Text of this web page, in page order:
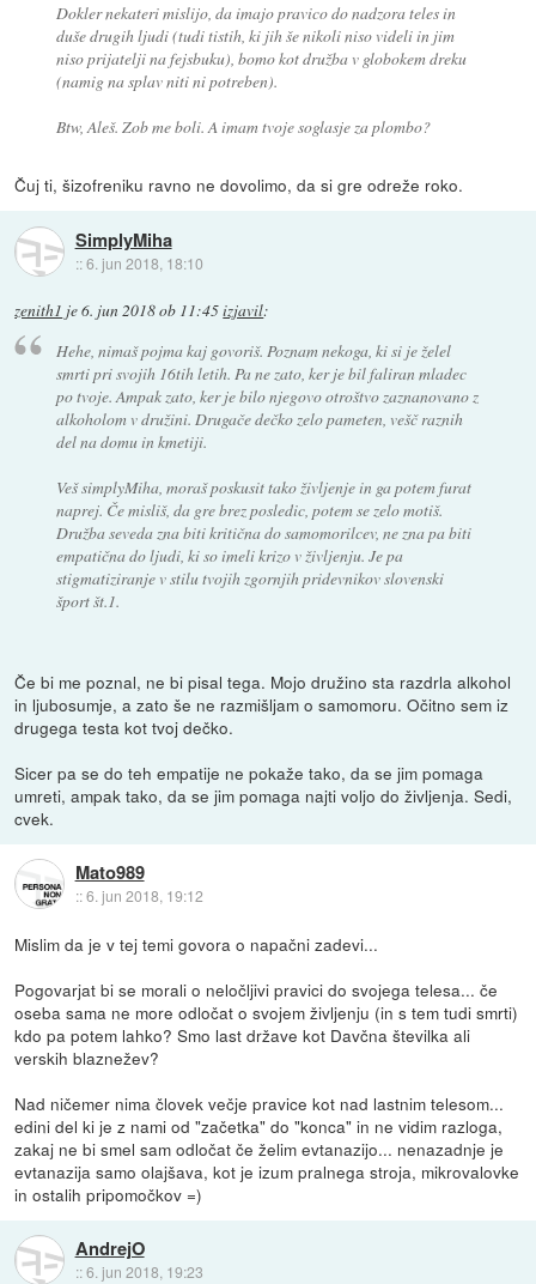
Dokler nekateri mislijo, da imajo pravico do nadzora teles in
duše drugih ljudi (tudi tistih, ki jih še nikoli niso videli in jim
niso prijatelji na fejsbuku), bomo kot družba v globokem dreku
(namig na splav niti ni potreben).
Btw, Aleš. Zob me boli. A imam tvoje soglasje za plombo?
Čuj ti, šizofreniku ravno ne dovolimo, da si gre odreže roko.
SimplyMiha
::6. jun 2018, 18:10
zenith1 je6. jun 2018 ob 11:45izjavil:
Hehe, nimaš pojma kaj govoriš. Poznam nekoga, ki si je želel
smrti pri svojih 16tih letih. Pa ne zato, ker je bil faliran mladec
po tvoje. Ampak zato, ker je bilo njegovo otroštvo zaznanovano z
alkoholom v družini. Drugače dečko zelo pameten, vešč raznih
del na domu in kmetiji.
Veš simplyMiha, moraš poskusit tako življenje in ga potem furat
naprej. Če misliš, da gre brez posledic, potem se zelo motiš.
Družba seveda zna biti kritična do samomorilcev, ne zna pa biti
empatična do ljudi, ki so imeli krizo v življenju. Je pa
stigmatiziranje v stilu tvojih zgornjih pridevnikov slovenski
šport št.1.
Če bi me poznal, ne bi pisal tega. Mojo družino sta razdrla alkohol
in ljubosumje, a zato še ne razmišljam o samomoru. Očitno sem iz
drugega testa kot tvoj dečko.
Sicer pa se do teh empatije ne pokaže tako, da se jim pomaga
umreti, ampak tako, da se jim pomaga najti voljo do življenja. Sedi,
cvek.
Mato989
::6. jun 2018, 19:12
Mislim da je v tej temi govora o napačni zadevi...
Pogovarjat bi se morali o neločljivi pravici do svojega telesa... če
oseba sama ne more odločat o svojem življenju (in s tem tudi smrti)
kdo pa potem lahko? Smo last države kot Davčna številka ali
verskih blaznežev?
Nad ničemer nima človek večje pravice kot nad lastnim telesom...
edini del ki je z nami od "začetka" do "konca" in ne vidim razloga,
zakaj ne bi smel sam odločat če želim evtanazijo... nenazadnje je
evtanazija samo olajšava, kot je izum pralnega stroja, mikrovalovke
in ostalih pripomočkov =)
AndrejO
::6. jun 2018, 19:23